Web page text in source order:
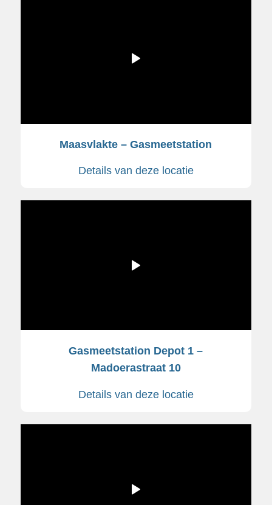
Maasvlakte – Gasmeetstation
Details van deze locatie
Gasmeetstation Depot 1 –
Madoerastraat 10
Details van deze locatie